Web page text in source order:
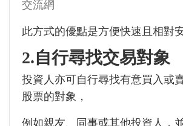
交流網
此方式的優點是方便快速且相對安
2.自行尋找交易對象
投資人亦可自行尋找有意買入或
股票的對象，
例如親友、同事或其他投資人，